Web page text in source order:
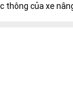
thông của xe